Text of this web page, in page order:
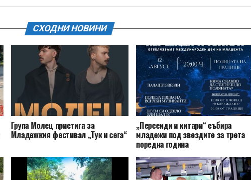
СХОДНИ НОВИНИ
Група Молец пристига за
Младежкия фестивал „Тук и сега“
„Персеиди и китари“ събира
младежи под звездите за трета
поредна година